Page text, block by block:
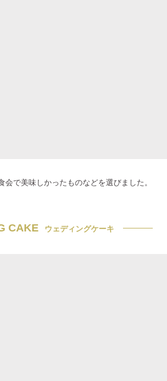
で美味しかったものなどを選びました。
CAKE ウェディングケーキ